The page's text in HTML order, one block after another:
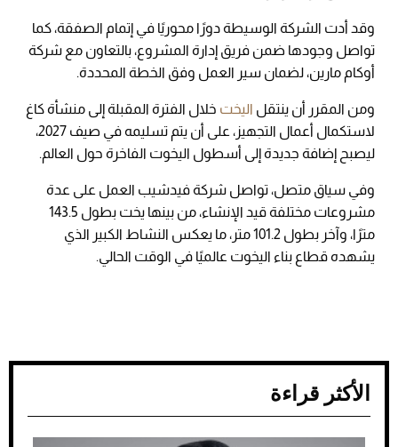
وقد أدت الشركة الوسيطة دورًا محوريًا في إتمام الصفقة، كما
تواصل وجودها ضمن فريق إدارة المشروع، بالتعاون مع شركة
أوكام مارين، لضمان سير العمل وفق الخطة المحددة.
ومن المقرر أن ينتقل اليخت خلال الفترة المقبلة إلى منشأة كاغ
لاستكمال أعمال التجهيز، على أن يتم تسليمه في صيف 2027،
ليصبح إضافة جديدة إلى أسطول اليخوت الفاخرة حول العالم.
وفي سياق متصل، تواصل شركة فيدشيب العمل على عدة
مشروعات مختلفة قيد الإنشاء، من بينها يخت بطول 143.5
مترًا، وآخر بطول 101.2 متر، ما يعكس النشاط الكبير الذي
يشهده قطاع بناء اليخوت عالميًا في الوقت الحالي.
الأكثر قراءة